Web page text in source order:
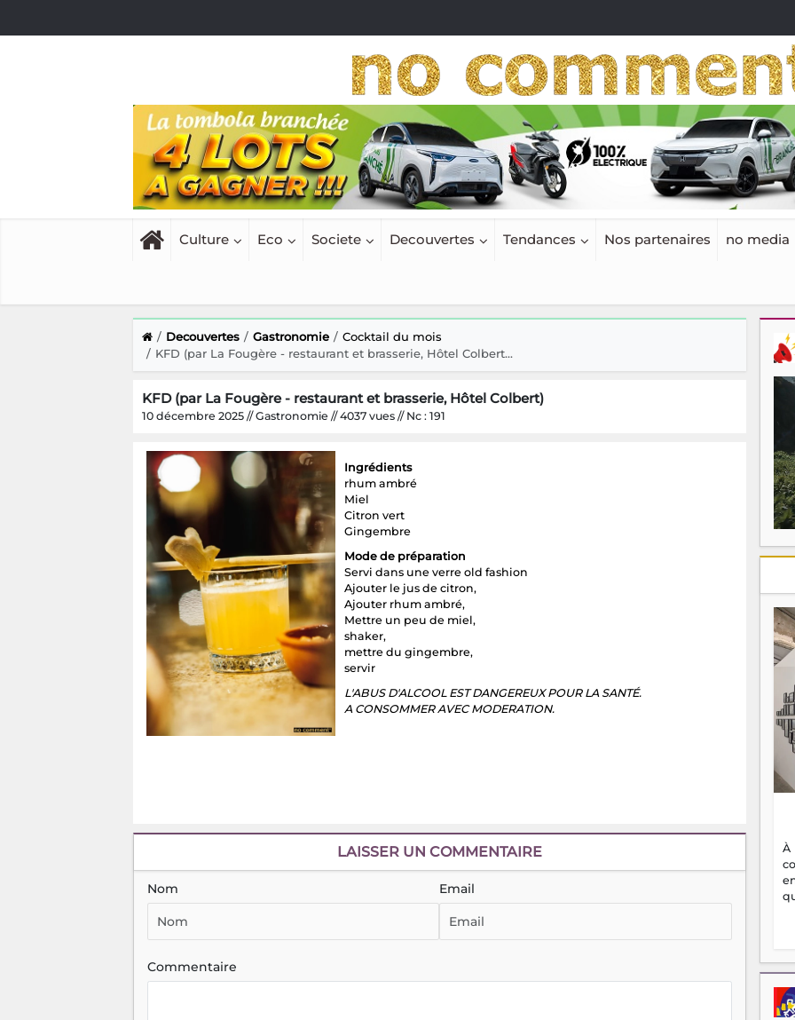
Culture Eco Societe Decouvertes Tendances Nos partenaires no media
Decouvertes Gastronomie
Cocktail du mois
KFD (par La Fougère - restaurant et brasserie, Hôtel Colbert...
KFD (par La Fougère - restaurant et brasserie, Hôtel Colbert)
10 décembre 2025 // Gastronomie // 4037 vues // Nc : 191
Ingrédients
rhum ambré
Miel
Citron vert
Gingembre
Mode de préparation
Servi dans une verre old fashion
Ajouter le jus de citron,
Ajouter rhum ambré,
Mettre un peu de miel,
shaker,
mettre du gingembre,
servir
L'ABUS D'ALCOOL EST DANGEREUX POUR LA SANTÉ.
A CONSOMMER AVEC MODERATION.
LAISSER UN COMMENTAIRE
Nom Email
Commentaire